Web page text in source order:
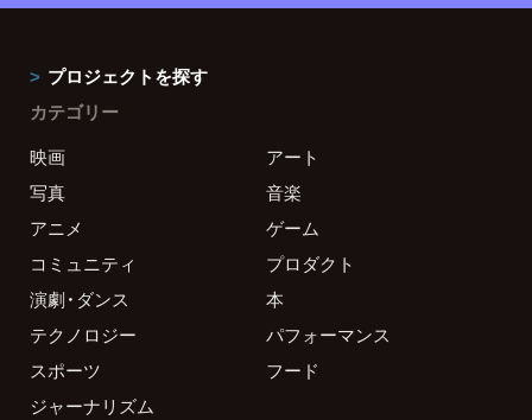
プロジェクトを探す
カテゴリー
映画
アート
写真
音楽
アニメ
ゲーム
コミュニティ
プロダクト
演劇・ダンス
本
テクノロジー
パフォーマンス
スポーツ
フード
ジャーナリズム